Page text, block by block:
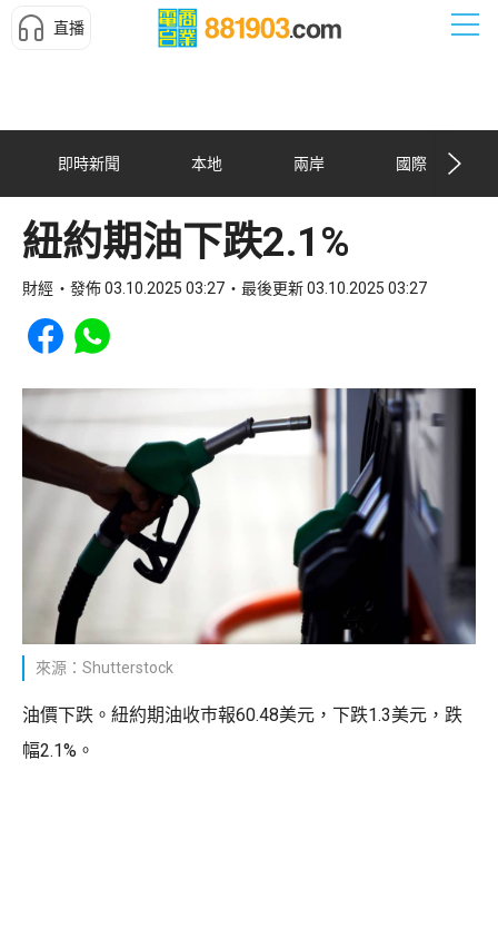
直播
即時新聞 本地 兩岸 國際
紐約期油下跌2.1%
財經 發佈 03.10.2025 03:27 最後更新 03.10.2025 03:27
Share to Facebook
Share to WhatsApp
來源：Shutterstock
油價下跌。紐約期油收巿報60.48美元，下跌1.3美元，跌
幅2.1%。